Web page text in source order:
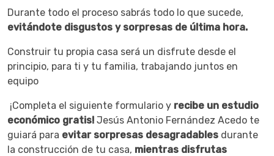
Durante todo el proceso sabrás todo lo que sucede,
evitándote disgustos y sorpresas de última hora.
Construir tu propia casa será un disfrute desde el
principio, para ti y tu familia, trabajando juntos en
equipo
¡Completa el siguiente formulario y recibe un estudio
económico gratis! Jesús Antonio Fernández Acedo te
guiará para evitar sorpresas desagradables durante
la construcción de tu casa, mientras disfrutas